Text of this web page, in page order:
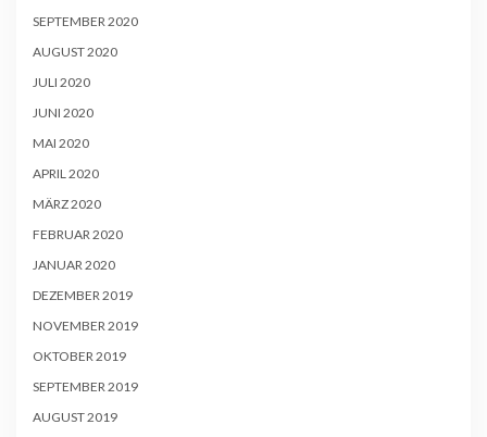
SEPTEMBER 2020
AUGUST 2020
JULI 2020
JUNI 2020
MAI 2020
APRIL 2020
MÄRZ 2020
FEBRUAR 2020
JANUAR 2020
DEZEMBER 2019
NOVEMBER 2019
OKTOBER 2019
SEPTEMBER 2019
AUGUST 2019